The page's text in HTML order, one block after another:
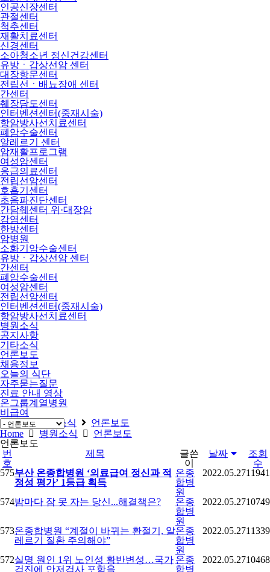
인공신장센터
관절센터
척추센터
재활치료센터
신경센터
소아청소년 정신건강센터
유방ㆍ갑상선암 센터
대장항문센터
전립선ㆍ배뇨장애 센터
간센터
췌장담도센터
인터벤션센터(중재시술)
항암방사선치료센터
폐암수술센터
알레르기 센터
암재활프로그램
여성암센터
응급의료센터
전립선암센터
호흡기센터
초음파진단센터
간담췌센터 위·대장암
감염센터
한방센터
암병원
소화기암수술센터
유방ㆍ갑상선암 센터
간센터
폐암수술센터
여성암센터
전립선암센터
인터벤션센터(중재시술)
항암방사선치료센터
병원소식
공지사항
기타소식
언론보도
채용정보
오늘의 식단
자주묻는질문
진료 안내 영상
온그룹계열병원
비급여
Home
병원소식
언론보도
Home
병원소식
언론보도
언론보도
번
호
제목
글쓴
이
날짜
조회
수
575부산 온종합병원 ‘의료급여 정신과 적
정성 평가’ 1등급 획득
온종
합병
원
2022.05.2711941
574밤마다 잠 못 자는 당신...해결책은?
온종
합병
원
2022.05.2710749
573온종합병원 “계절이 바뀌는 환절기, 알
레르기 질환 주의해야”
온종
합병
원
2022.05.2711339
572실명 원인 1위 노인성 황반변성…국가
검진에 안저검사 포함을
온종
합병
2022.05.2710468